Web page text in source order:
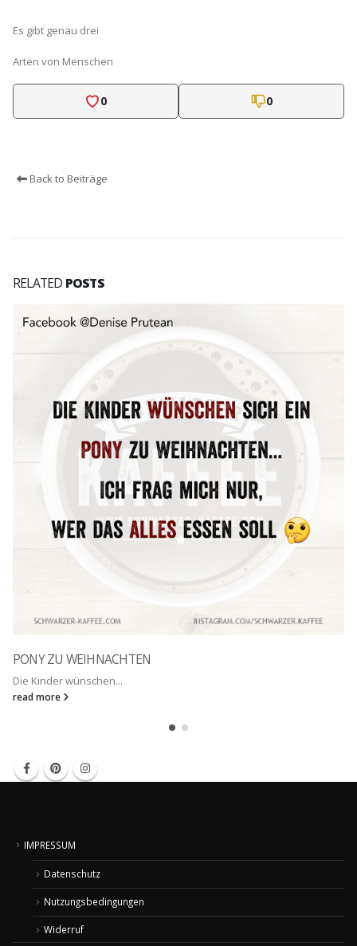
Es gibt genau drei
Arten von Menschen
0 0
Back to Beiträge
RELATED POSTS
PONY ZU WEIHNACHTEN
Die Kinder wünschen...
read more
IMPRESSUM
Datenschutz
Nutzungsbedingungen
Widerruf